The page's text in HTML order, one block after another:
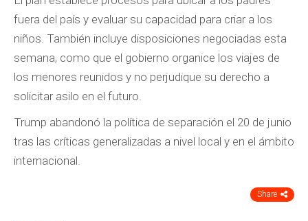
fuera del país y evaluar su capacidad para criar a los
niños. También incluye disposiciones negociadas esta
semana, como que el gobierno organice los viajes de
los menores reunidos y no perjudique su derecho a
solicitar asilo en el futuro.
Trump abandonó la política de separación el 20 de junio
tras las críticas generalizadas a nivel local y en el ámbito
internacional.
Share